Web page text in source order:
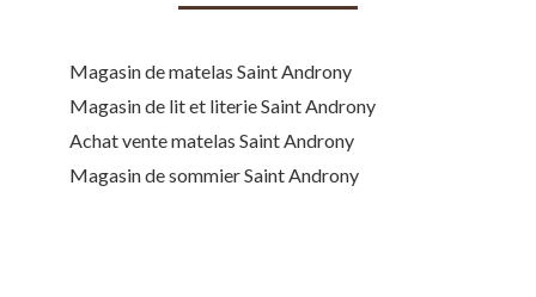
Magasin de matelas Saint Androny
Magasin de lit et literie Saint Androny
Achat vente matelas Saint Androny
Magasin de sommier Saint Androny